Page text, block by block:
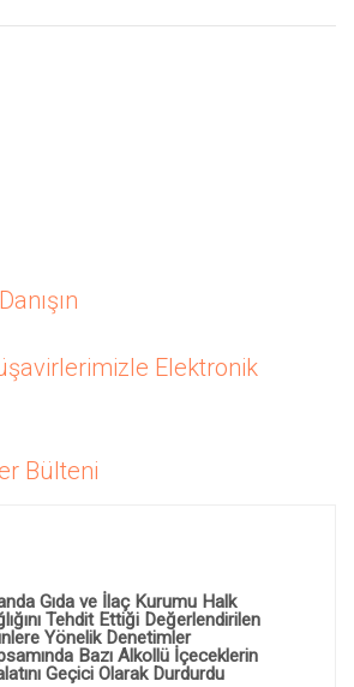
Elektronik
Bülteni
Gıda ve İlaç Kurumu Halk
Tehdit Ettiği Değerlendirilen
Yönelik Denetimler
Bazı Alkollü İçeceklerin
Geçici Olarak Durdurdu